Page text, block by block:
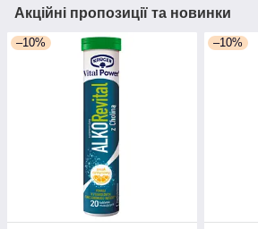
Акційні пропозиції та новинки
–10% –10%